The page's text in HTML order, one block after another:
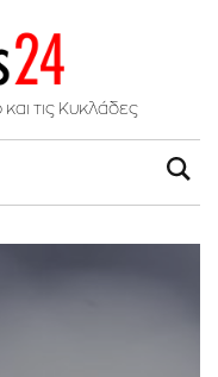
τις Κυκλάδες